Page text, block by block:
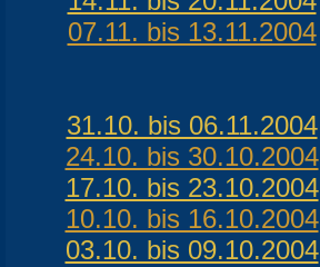
07.11. bis 13.11.2004
31.10. bis 06.11.2004
24.10. bis 30.10.2004
17.10. bis 23.10.2004
10.10. bis 16.10.2004
03.10. bis 09.10.2004